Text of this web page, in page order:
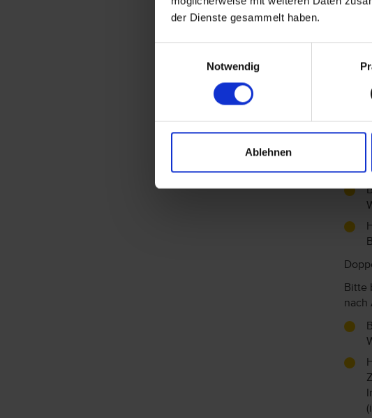
der Dienste gesammelt haben.
Notwendig
Ablehnen
Bitte
nach